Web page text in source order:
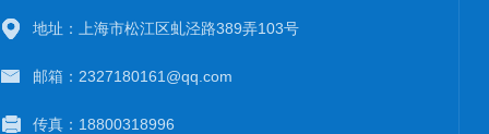
地址：上海市松江区虬泾路389弄103号
邮箱：2327180161@qq.com
传真：18800318996